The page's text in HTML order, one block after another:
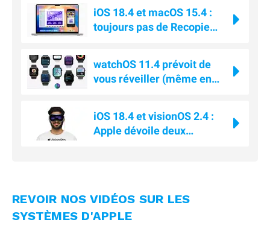
iOS 18.4 et macOS 15.4 :
toujours pas de Recopie
watchOS 11.4 prévoit de
vous réveiller (même en
iOS 18.4 et visionOS 2.4 :
Apple dévoile deux
REVOIR NOS VIDÉOS SUR LES
SYSTÈMES D'APPLE